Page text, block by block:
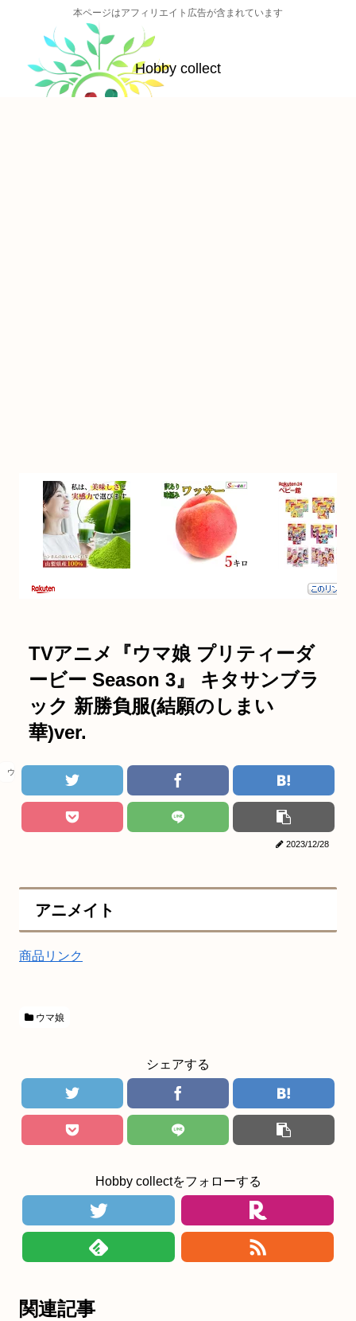
本ページはアフィリエイト広告が含まれています
Hobby collect
TVアニメ『ウマ娘 プリティーダ
ービー Season 3』 キタサンブラ
ック 新勝負服(結願のしまい
華)ver.
ウマ娘
2023/12/28
アニメイト
商品リンク
ウマ娘
シェアする
Hobby collectをフォローする
関連記事